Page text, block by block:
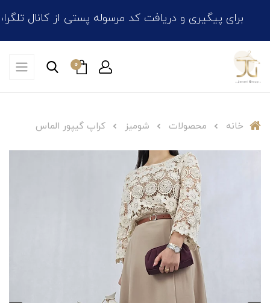
برای پیگیری و دریافت کد مرسوله پستی از کانال تلگرام،
0
خانه محصولات شومیز کراپ گیپور الماس